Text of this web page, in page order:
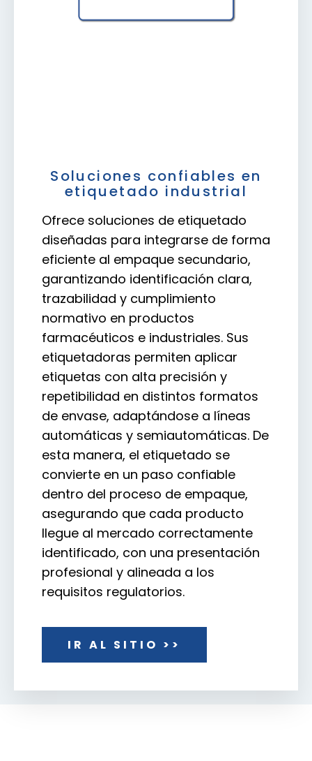
Soluciones confiables en
etiquetado industrial
Ofrece soluciones de etiquetado
diseñadas para integrarse de forma
eficiente al empaque secundario,
garantizando identificación clara,
trazabilidad y cumplimiento
normativo en productos
farmacéuticos e industriales. Sus
etiquetadoras permiten aplicar
etiquetas con alta precisión y
repetibilidad en distintos formatos
de envase, adaptándose a líneas
automáticas y semiautomáticas. De
esta manera, el etiquetado se
convierte en un paso confiable
dentro del proceso de empaque,
asegurando que cada producto
llegue al mercado correctamente
identificado, con una presentación
profesional y alineada a los
requisitos regulatorios.
IR AL SITIO >>